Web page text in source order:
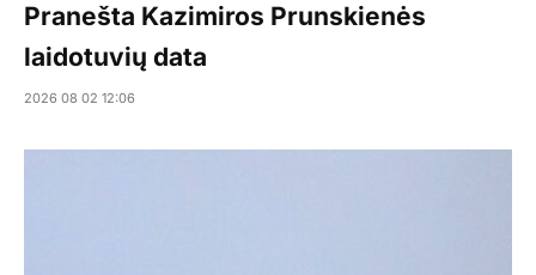
Pranešta Kazimiros Prunskienės
laidotuvių data
2026 08 02 12:06